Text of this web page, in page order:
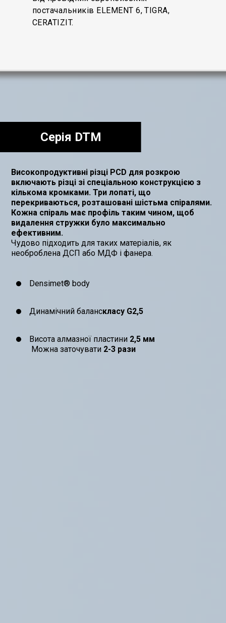
постачальників ELEMENT 6, TIGRA,
CERATIZIT.
наявності товару
підтримку своїми технічними знаннями
та досвідом.
Серія DTM
Високопродуктивні різці PCD для розкрою
включають різці зі спеціальною конструкцією з
кількома кромками. Три лопаті, що
перекриваються, розташовані шістьма спіралями.
Кожна спіраль має профіль таким чином, щоб
видалення стружки було максимально
ефективним.
Чудово підходить для таких матеріалів, як
необроблена ДСП або МДФ і фанера.
Densimet® body
Динамічний баланскласу G2,5
Висота алмазної пластини 2,5 мм
Можна заточувати 2-3 рази